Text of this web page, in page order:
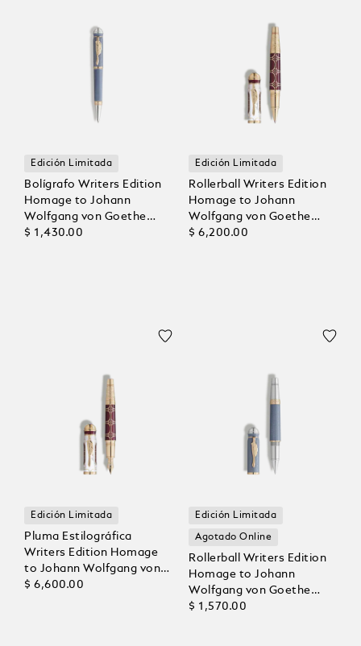
Edición Limitada
Bolígrafo Writers Edition
Homage to Johann
Wolfgang von Goethe
Edición Limitada
$ 1,430.00
Edición Limitada
Rollerball Writers Edition
Homage to Johann
Wolfgang von Goethe
Edición Limitada 1808
$ 6,200.00
Edición Limitada
Pluma Estilográfica
Writers Edition Homage
to Johann Wolfgang von
Goethe Edición Limitada
$ 6,600.00
Edición Limitada
Agotado Online
Rollerball Writers Edition
Homage to Johann
Wolfgang von Goethe
Edición Limitada
$ 1,570.00